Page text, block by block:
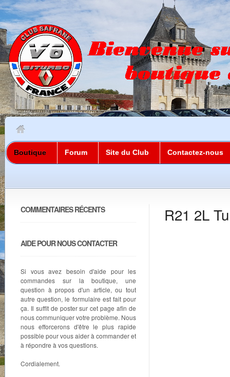
Boutique Forum Site du Club Contactez-nous
R21 2L
COMMENTAIRES RÉCENTS
AIDE POUR NOUS CONTACTER
Si vous avez besoin d'aide pour les
commandes sur la boutique, une
question à propos d'un article, ou tout
autre question, le formulaire est fait pour
ça. Il suffit de poster sur cet page afin de
nous communiquer votre problème. Nous
nous efforcerons d'être le plus rapide
possible pour vous aider à commander et
à répondre à vos questions.
Cordialement.